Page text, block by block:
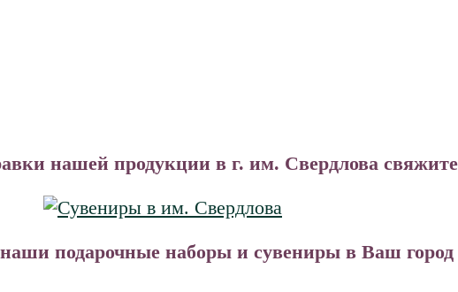
нашей продукции в г. им. Свердлова
подарочные наборы и сувениры в Ваш город